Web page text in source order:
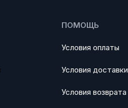
ПОМОЩЬ
Условия оплаты
Условия доставки
Условия возврата